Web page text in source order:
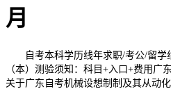
月
自考本科学历线年求职/考公/留学
（本）测验须知：科目+入口+费用广
关于广东自考机械设想制制及其从动